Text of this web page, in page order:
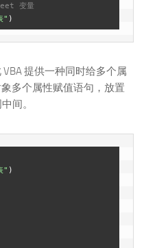
变量
"
提供一种同时给多个属
多个属性赋值语句，放置
间。
" )